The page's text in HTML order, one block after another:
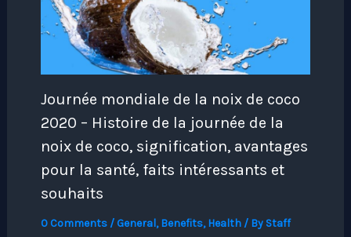
Journée mondiale de la noix de coco
2020 – Histoire de la journée de la
noix de coco, signification, avantages
pour la santé, faits intéressants et
souhaits
0 Comments / General,Benefits,Health/ By Staff